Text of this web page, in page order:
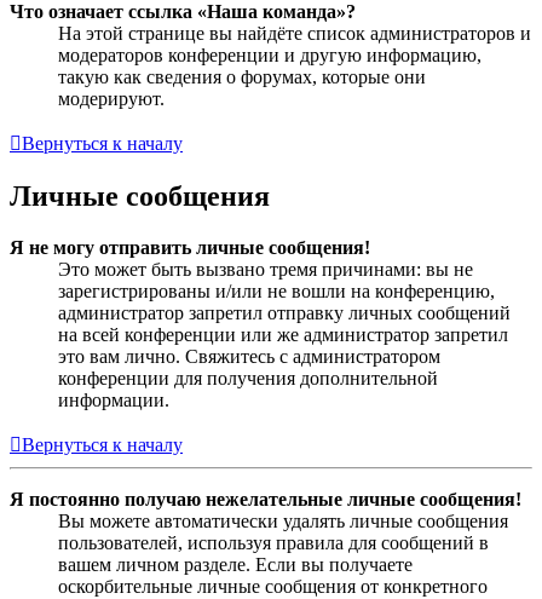
Что означает ссылка «Наша команда»?
На этой странице вы найдёте список администраторов и
модераторов конференции и другую информацию,
такую как сведения о форумах, которые они
модерируют.
Вернуться к началу
Личные сообщения
Я не могу отправить личные сообщения!
Это может быть вызвано тремя причинами: вы не
зарегистрированы и/или не вошли на конференцию,
администратор запретил отправку личных сообщений
на всей конференции или же администратор запретил
это вам лично. Свяжитесь с администратором
конференции для получения дополнительной
информации.
Вернуться к началу
Я постоянно получаю нежелательные личные сообщения!
Вы можете автоматически удалять личные сообщения
пользователей, используя правила для сообщений в
вашем личном разделе. Если вы получаете
оскорбительные личные сообщения от конкретного